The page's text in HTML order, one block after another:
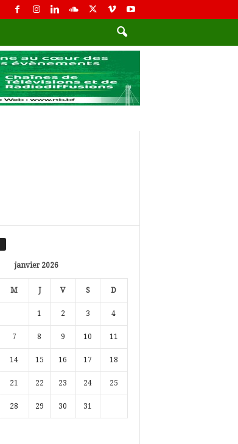
janvier 2026
M J V S D
1 2 3 4
7 8 9 10 11
14 15 16 17 18
21 22 23 24 25
28 29 30 31